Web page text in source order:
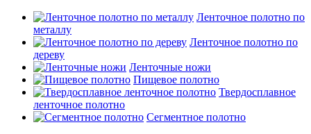
Ленточное полотно по
металлу
Ленточное полотно по
дереву
Ленточные ножи
Пищевое полотно
Твердосплавное
ленточное полотно
Сегментное полотно